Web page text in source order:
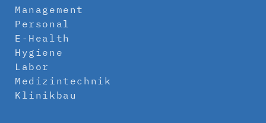
Management
Personal
E-Health
Hygiene
Labor
Medizintechnik
Klinikbau